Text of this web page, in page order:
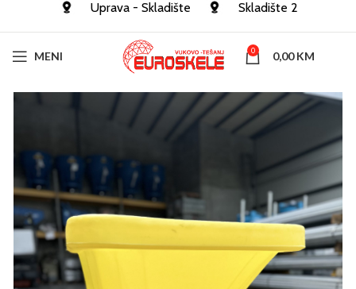
Uprava - Skladište Skladište 2
MENI 0 0,00KM